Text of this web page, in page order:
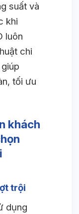
suất và
khi
luôn
chi
tối ưu
khách
trội
dụng